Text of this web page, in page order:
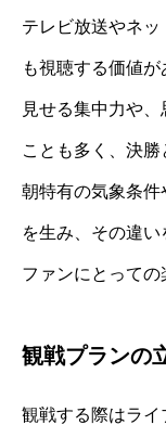
テレビ放送やネ
も視聴する価値
見せる集中力や
ことも多く、決勝
朝特有の気象条
を生み、その違
ファンにとっての
観戦プランの
観戦する際はラ